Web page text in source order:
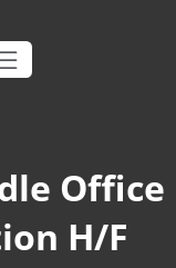
Office
H/F